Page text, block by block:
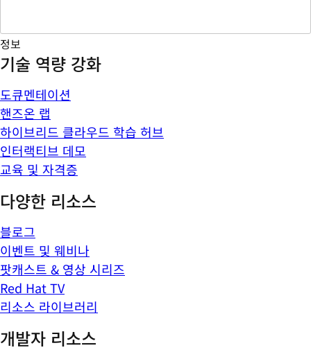
정보
기술 역량 강화
도큐멘테이션
핸즈온 랩
하이브리드 클라우드 학습 허브
인터랙티브 데모
교육 및 자격증
다양한 리소스
블로그
이벤트 및 웨비나
팟캐스트 & 영상 시리즈
Red Hat TV
리소스 라이브러리
개발자 리소스